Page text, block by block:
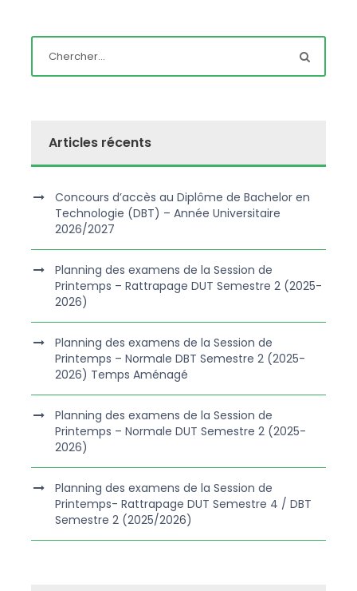
Articles récents
Concours d’accès au Diplôme de Bachelor en
Technologie (DBT) – Année Universitaire
2026/2027
Planning des examens de la Session de
Printemps – Rattrapage DUT Semestre 2 (2025-
2026)
Planning des examens de la Session de
Printemps – Normale DBT Semestre 2 (2025-
2026) Temps Aménagé
Planning des examens de la Session de
Printemps – Normale DUT Semestre 2 (2025-
2026)
Planning des examens de la Session de
Printemps- Rattrapage DUT Semestre 4 / DBT
Semestre 2 (2025/2026)